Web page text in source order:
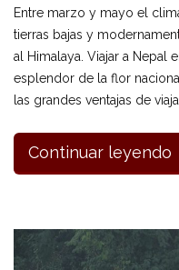
Entre marzo y mayo el
tierras bajas y
al Himalaya. Viajar a Nepal
esplendor de la flor
las grandes ventajas de
Continuar leyendo